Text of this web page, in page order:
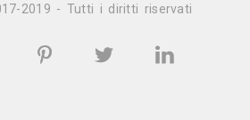
2019 - Tutti i diritti riservati